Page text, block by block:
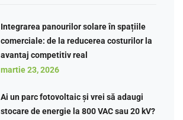
Integrarea panourilor solare în spațiile
comerciale: de la reducerea costurilor la
avantaj competitiv real
martie 23, 2026
Ai un parc fotovoltaic și vrei să adaugi
stocare de energie la 800 VAC sau 20 kV?